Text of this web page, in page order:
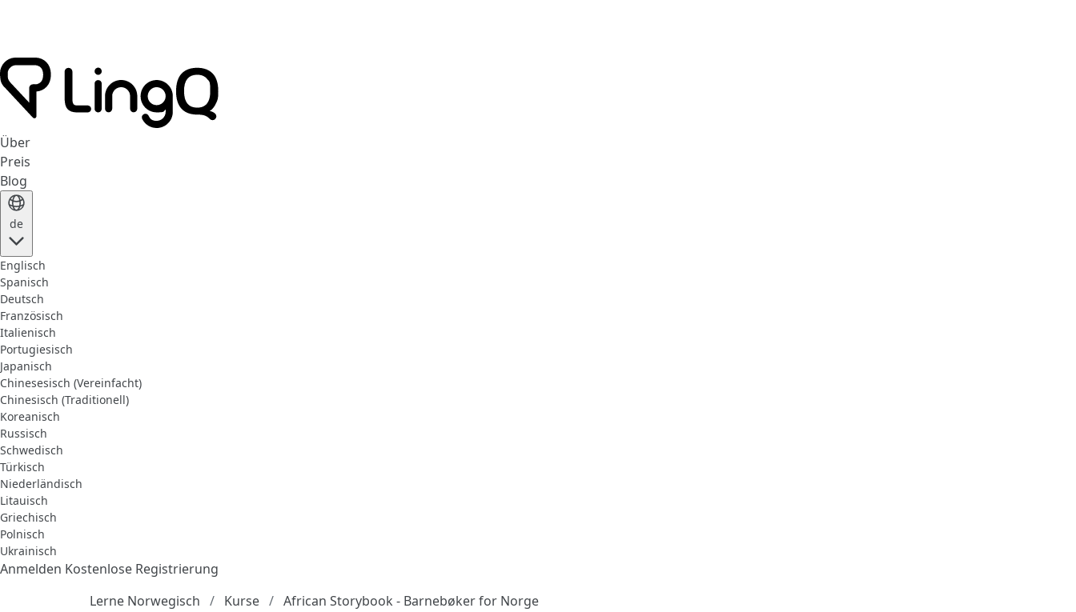
Über
Preis
Blog
de
Englisch
Spanisch
Deutsch
Französisch
Italienisch
Portugiesisch
Japanisch
Chinesesisch (Vereinfacht)
Chinesisch (Traditionell)
Koreanisch
Russisch
Schwedisch
Türkisch
Niederländisch
Litauisch
Griechisch
Polnisch
Ukrainisch
Anmelden Kostenlose Registrierung
Lerne Norwegisch
Kurse African Storybook - Barnebøker for Norge